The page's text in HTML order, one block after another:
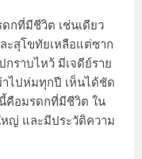
กที่มีชีวิต เช่นเดียว
ะสุโขทัยเหลือแต่ซาก
ราบไหว้ มีเจดีย์ราย
ไปห่มทุกปี เห็นได้ชัด
คือมรดกที่มีชีวิต ใน
ญ่ และมีประวัติความ